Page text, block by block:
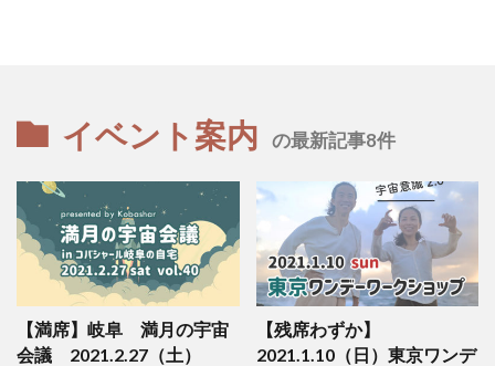
イベント案内 の最新記事8件
【満席】岐阜 満月の宇宙
会議 2021.2.27（土）
【残席わずか】
2021.1.10（日）東京ワンデ